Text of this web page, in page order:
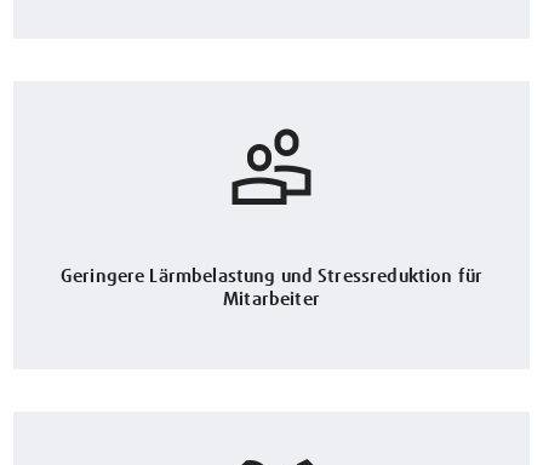
Geringere Lärmbelastung und Stressreduktion für
Mitarbeiter